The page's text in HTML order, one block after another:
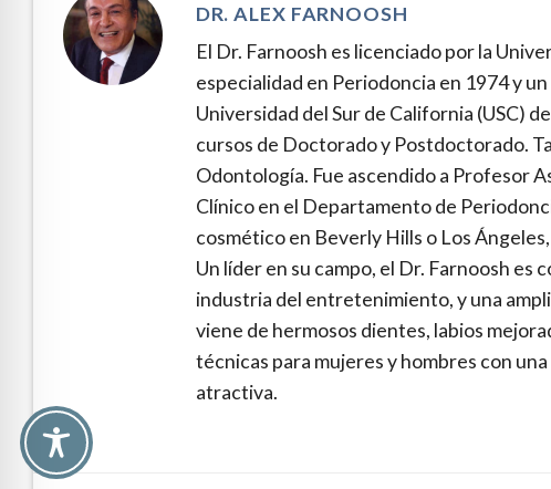
DR. ALEX FARNOOSH
El Dr. Farnoosh es licenciado por la
especialidad en Periodoncia en 1974 y
Universidad del Sur de California (USC)
cursos de Doctorado y Postdoctorado.
Odontología. Fue ascendido a Profesor
Clínico en el Departamento de
cosmético en Beverly Hills o Los
Un líder en su campo, el Dr. Farnoosh es
industria del entretenimiento, y una
viene de hermosos dientes, labios
técnicas para mujeres y hombres con
atractiva.